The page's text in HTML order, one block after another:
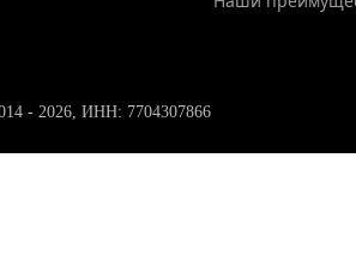
- 2026, ИНН: 7704307866